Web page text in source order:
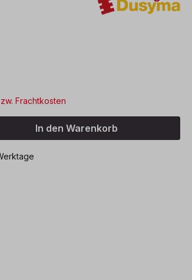
Frachtkosten
den gewünschten Wert
In den Warenkorb